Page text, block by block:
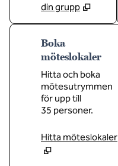
din grupp
Boka
möteslokaler
Hitta och boka
mötesutrymmen
för upp till
35 personer.
Hitta möteslokaler